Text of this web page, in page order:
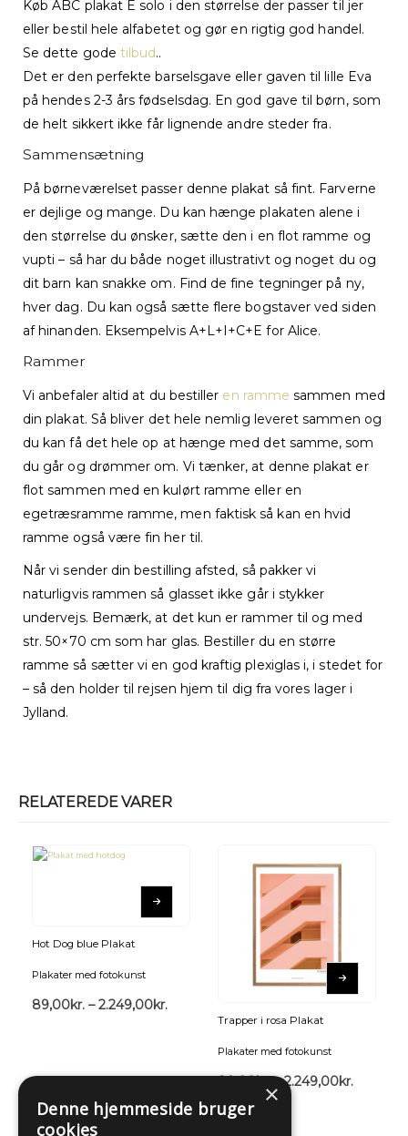
Køb ABC plakat E solo i den størrelse der passer til jer
eller bestil hele alfabetet og gør en rigtig god handel.
Se dette gode tilbud..
Det er den perfekte barselsgave eller gaven til lille Eva
på hendes 2-3 års fødselsdag. En god gave til børn, som
de helt sikkert ikke får lignende andre steder fra.
Sammensætning
På børneværelset passer denne plakat så fint. Farverne
er dejlige og mange. Du kan hænge plakaten alene i
den størrelse du ønsker, sætte den i en flot ramme og
vupti – så har du både noget illustrativt og noget du og
dit barn kan snakke om. Find de fine tegninger på ny,
hver dag. Du kan også sætte flere bogstaver ved siden
af hinanden. Eksempelvis A+L+I+C+E for Alice.
Rammer
Vi anbefaler altid at du bestiller en ramme sammen med
din plakat. Så bliver det hele nemlig leveret sammen og
du kan få det hele op at hænge med det samme, som
du går og drømmer om. Vi tænker, at denne plakat er
flot sammen med en kulørt ramme eller en
egetræsramme ramme, men faktisk så kan en hvid
ramme også være fin her til.
Når vi sender din bestilling afsted, så pakker vi
naturligvis rammen så glasset ikke går i stykker
undervejs. Bemærk, at det kun er rammer til og med
str. 50×70 cm som har glas. Bestiller du en større
ramme så sætter vi en god kraftig plexiglas i, i stedet for
– så den holder til rejsen hjem til dig fra vores lager i
Jylland.
RELATEREDE VARER
Hot Dog blue Plakat
Plakater med fotokunst
89,00kr. – 2.249,00kr.
Trapper i rosa Plakat
Plakater med fotokunst
89,00kr. – 2.249,00kr.
×
Denne hjemmeside bruger
cookies